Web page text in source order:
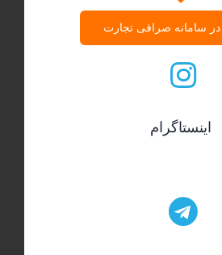
در سامانه صرافی تجارت
اینستاگرام